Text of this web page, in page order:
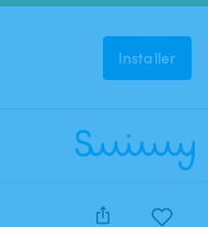
Installer